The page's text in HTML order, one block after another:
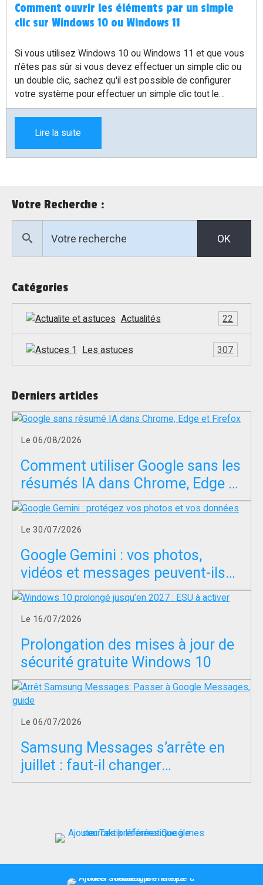
Comment ouvrir les éléments par un simple
clic sur Windows 10 ou Windows 11
Si vous utilisez Windows 10 ou Windows 11 et que vous
n'êtes pas sûr si vous devez effectuer un simple clic ou
un double clic, sachez qu'il est possible de configurer
votre système pour effectuer un simple clic tout le
temps. Dans cet article, je vais vous expliquer comment
faire cela.
Lire la suite
Votre Recherche :
OK
Catégories
Actualités 22
Les astuces 307
Derniers articles
Le 06/08/2026
Comment utiliser Google sans les
résumés IA dans Chrome, Edge et
Firefox ?
Le 30/07/2026
Google Gemini : vos photos,
vidéos et messages peuvent-ils
servir à entraîner l’IA ?
Le 16/07/2026
Prolongation des mises à jour de
sécurité gratuite Windows 10
Le 06/07/2026
Samsung Messages s’arrête en
juillet : faut-il changer
d’application SMS ?